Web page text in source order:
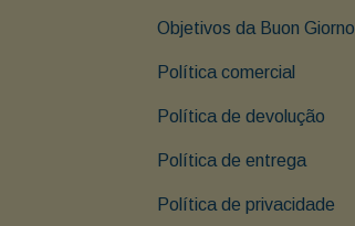
Objetivos da Buon Giorno
Política comercial
Política de devolução
Política de entrega
Política de privacidade